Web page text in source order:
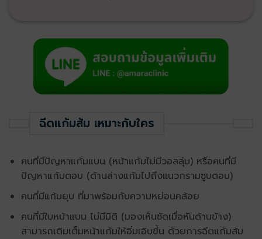
ฉีดแก้มส้ม เหมาะกับใคร
คนที่มีปัญหาแก้มแบน (หน้าแก้มไม่มีวอลลุ่ม) หรือคนที่มี
ปัญหาแก้มตอบ (ด้านล่างแก้มไปถึงแนวกรามซูบตอบ)
คนที่มีแก้มยุบ ที่มาพร้อมกับความหย่อนคล้อย
คนที่มีใบหน้าแบน ไม่มีมิติ (มองเห็นชัดเมื่อหันด้านข้าง)
สามารถเติมเต็มหน้าแก้มให้อิ่มเอิบขึ้น ด้วยการฉีดแก้มส้ม